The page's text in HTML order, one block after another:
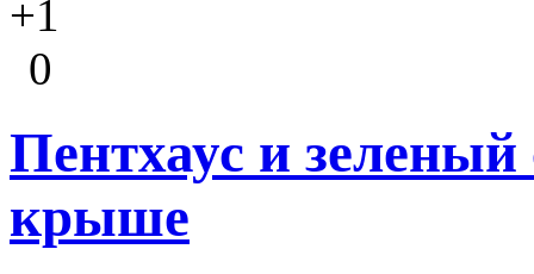
+1
0
Пентхаус и
крыше